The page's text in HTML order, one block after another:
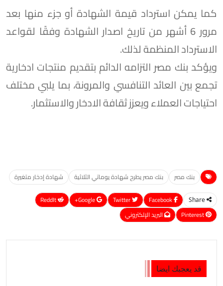
كما يمكن استرداد قيمة الشهادة أو جزء منها بعد
مرور 6 أشهر من تاريخ اصدار الشهادة وفقًا لقواعد
الاسترداد المنظمة لذلك.
ويؤكد بنك مصر التزامه الدائم بتقديم منتجات ادخارية
تجمع بين العائد التنافسي والمرونة، بما يلبي مختلف
احتياجات العملاء ويعزز ثقافة الادخار والاستثمار.
بنك مصر بنك مصر يطرح شهادة يوماتي الثلاثية شهادة إدخار متغيرة
Share
Google+
ReddIt
Pinterest
البريد الإلكتروني
قد يعجبك ايضا